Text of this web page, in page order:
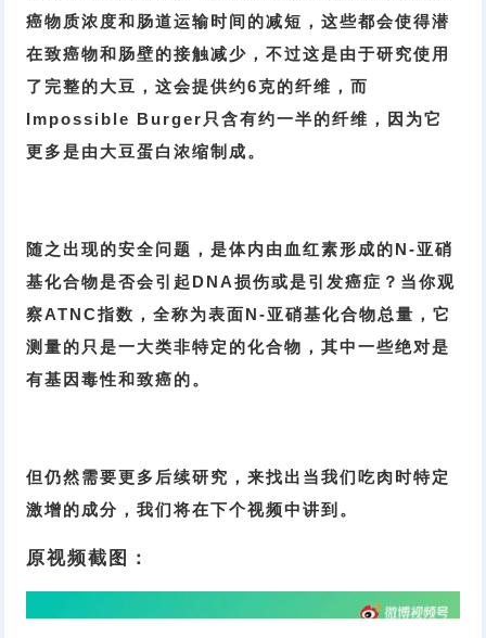
癌物质浓度和肠道运输时间的减短，这些都会使得潜
在致癌物和肠壁的接触减少，不过这是由于研究使用
了完整的大豆，这会提供约6克的纤维，而
Impossible Burger只含有约一半的纤维，因为它
更多是由大豆蛋白浓缩制成。
随之出现的安全问题，是体内由血红素形成的N-亚硝
基化合物是否会引起DNA损伤或是引发癌症？当你观
察ATNC指数，全称为表面N-亚硝基化合物总量，它
测量的只是一大类非特定的化合物，其中一些绝对是
有基因毒性和致癌的。
但仍然需要更多后续研究，来找出当我们吃肉时特定
激增的成分，我们将在下个视频中讲到。
原视频截图：